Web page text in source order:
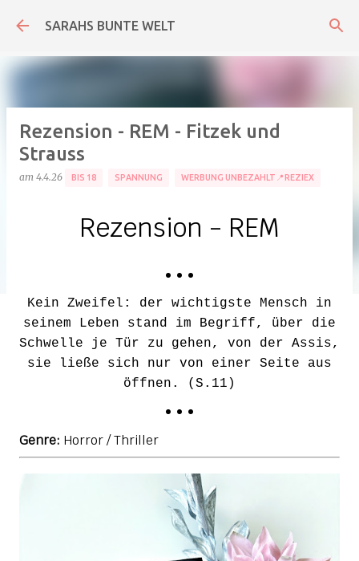
Direkt zum Hauptbereich
SARAHS BUNTE WELT
Rezension - REM - Fitzek und
Strauss
am 4.4.26 BIS 18 SPANNUNG WERBUNG UNBEZAHLT📍REZIEX
Rezension - REM
• • •
Kein Zweifel: der wichtigste Mensch in
seinem Leben stand im Begriff, über die
Schwelle je Tür zu gehen, von der Assis,
sie ließe sich nur von einer Seite aus
öffnen. (S.11)
• • •
Genre: Horror / Thriller